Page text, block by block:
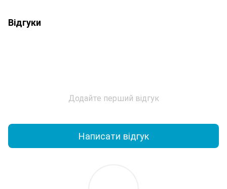
Відгуки
Додайте перший відгук
Написати відгук